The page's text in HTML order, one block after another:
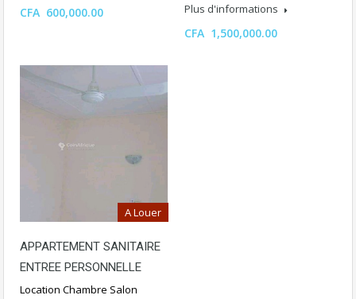
CFA 600,000.00
Plus d'informations
CFA 1,500,000.00
A Louer
APPARTEMENT SANITAIRE
ENTREE PERSONNELLE
Location Chambre Salon